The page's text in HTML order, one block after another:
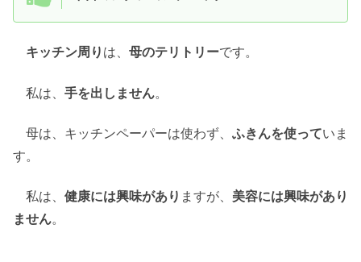
キッチン周り は、 母のテリトリーです。
私は、 手を出しません。
母は、キッチンペーパーは使わず、 ふきんを使っていま
す。
私は、 健康には興味があり ますが、 美容には興味があり
ません。